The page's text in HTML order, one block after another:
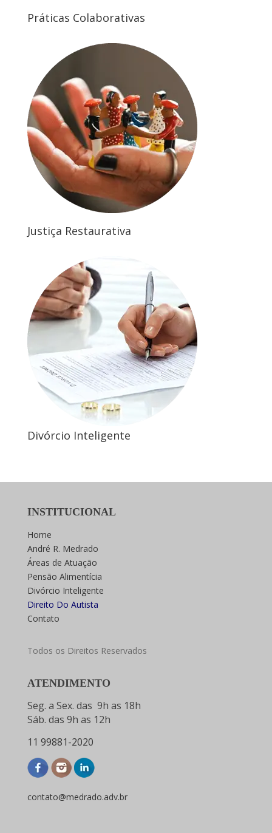
Práticas Colaborativas
Justiça Restaurativa
Divórcio Inteligente
INSTITUCIONAL
Home
André R. Medrado
Áreas de Atuação
Pensão Alimentícia
Divórcio Inteligente
Direito Do Autista
Contato
Todos os Direitos Reservados
ATENDIMENTO
Seg. a Sex. das 9h as 18h
Sáb. das 9h as 12h
11 99881-2020
contato@medrado.adv.br